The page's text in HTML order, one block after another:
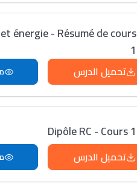
énergie - Résumé de cours
1
تحميل الدرس
Dipôle RC - Cours 1
تحميل الدرس